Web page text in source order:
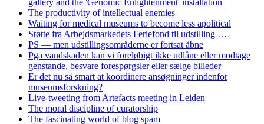
gallery and the 'Genomic Enlightenment' installation
The productivity of intellectual enemies
Waiting for medical museums to become less apolitical
Støtte fra Arbejdsmarkedets Feriefond til udstilling …
PS — men udstillingsområderne er fortsat åbne
Pga vandskaden kan vi foreløbigt ikke udlåne eller modtage
genstande, besvare forespørgsler eller sælge billeder
Er det nu så smart at koordinere ansøgninger indenfor
museumsforskning?
Live-tweeting from Artefacts meeting in Leiden
The moral discipline of curatorship
The fascinating world of blog spam